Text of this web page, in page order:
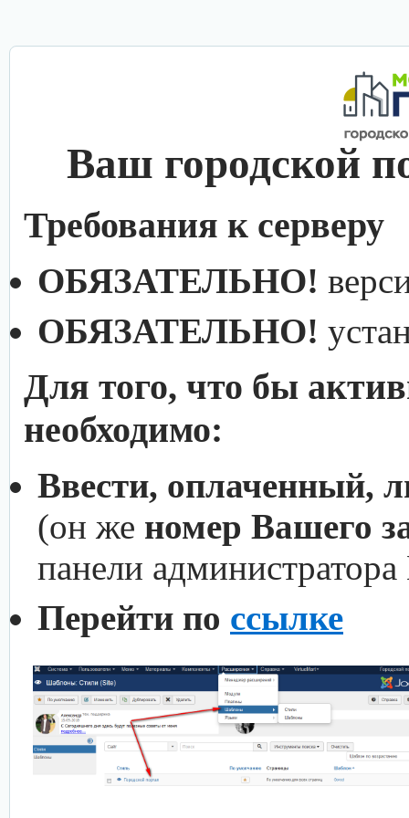
Ваш городской
Требования к серверу
ОБЯЗАТЕЛЬНО!
ОБЯЗАТЕЛЬНО!
Для того, что бы
необходимо:
Ввести, оплаченный,
(он же номер Вашего
панели
Перейти по ссылке